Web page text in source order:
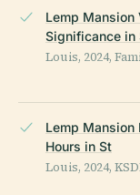
Lemp
Significance in
Louis, 2024,
Lemp
Hours in St
Louis, 2024,